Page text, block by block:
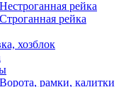
Нестроганная рейка
Строганная рейка
хозблок
Ворота, рамки, калитки